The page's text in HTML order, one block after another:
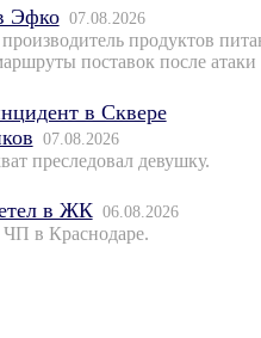
Эфко 07.08.2026
продуктов
поставок после атаки
в Сквере
07.08.2026
преследовал девушку.
в ЖК 06.08.2026
в Краснодаре.